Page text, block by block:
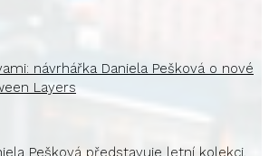
návrhářka Daniela Pešková o nové
Layers
Pešková představuje letní kolekci,